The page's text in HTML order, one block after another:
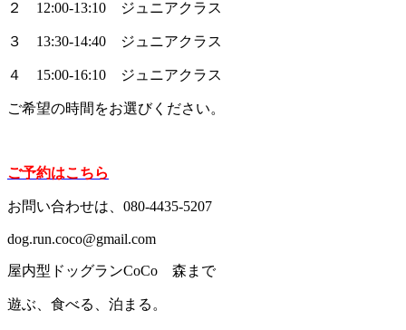
２ 12:00‐13:10 ジュニアクラス
３ 13:30‐14:40 ジュニアクラス
４ 15:00‐16:10 ジュニアクラス
ご希望の時間をお選びください。
ご予約はこちら
お問い合わせは、080-4435-5207
dog.run.coco@gmail.com
屋内型ドッグランCoCo 森まで
遊ぶ、食べる、泊まる。